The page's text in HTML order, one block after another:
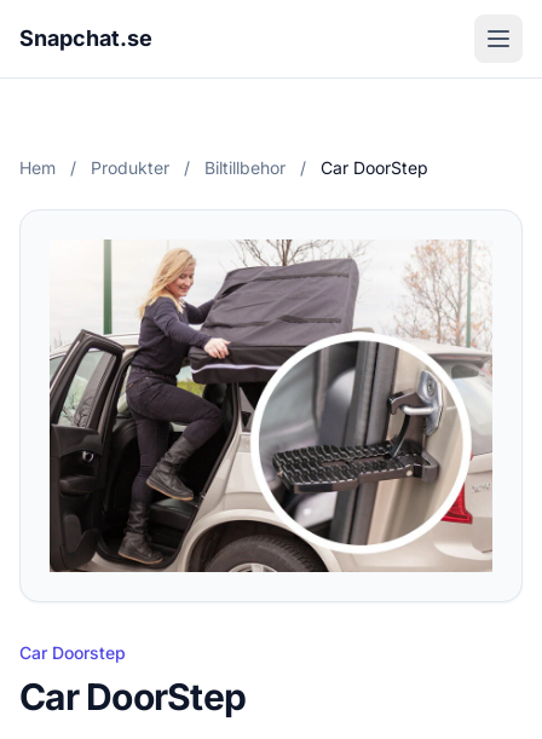
Snapchat.se
Hem / Produkter / Biltillbehor / Car DoorStep
Car Doorstep
Car DoorStep